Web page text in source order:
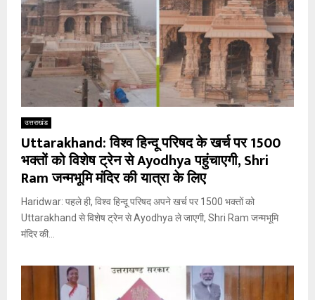
उत्तराखंड
Uttarakhand: विश्व हिन्दू परिषद के खर्च पर 1500
भक्तों को विशेष ट्रेन से Ayodhya पहुंचाएगी, Shri
Ram जन्मभूमि मंदिर की यात्रा के लिए
Haridwar: पहले ही, विश्व हिन्दू परिषद अपने खर्च पर 1500 भक्तों को
Uttarakhand से विशेष ट्रेन से Ayodhya ले जाएगी, Shri Ram जन्मभूमि
मंदिर की...